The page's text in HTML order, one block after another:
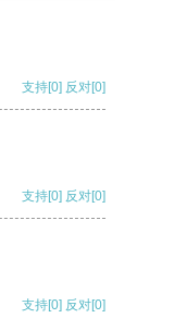
支持[0] 反对[0]
支持[0] 反对[0]
支持[0] 反对[0]